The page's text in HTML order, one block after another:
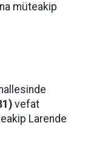
müteakip
vefat
Larende